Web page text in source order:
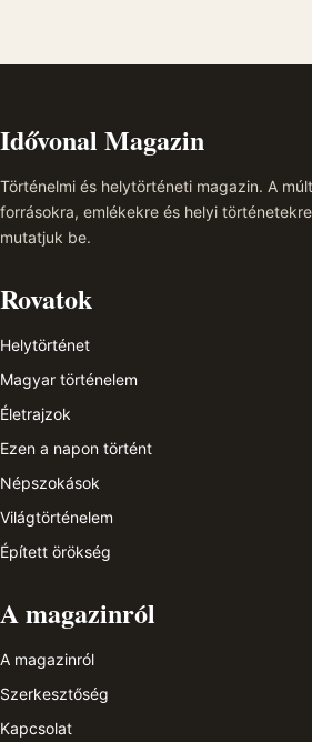
Idővonal Magazin
Történelmi és helytörténeti magazin. A
forrásokra, emlékekre és helyi
mutatjuk be.
Rovatok
Helytörténet
Magyar történelem
Életrajzok
Ezen a napon történt
Népszokások
Világtörténelem
Épített örökség
A magazinról
A magazinról
Szerkesztőség
Kapcsolat